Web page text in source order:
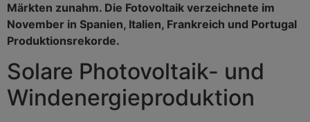
Märkten zunahm. Die Fotovoltaik verzeichnete im
November in Spanien, Italien, Frankreich und Portugal
Produktionsrekorde.
Solare Photovoltaik- und
Windenergieproduktion